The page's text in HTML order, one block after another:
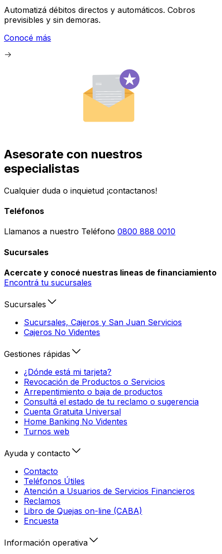
Automatizá débitos directos y automáticos. Cobros
previsibles y sin demoras.
Conocé más
Asesorate con nuestros
especialistas
Cualquier duda o inquietud ¡contactanos!
Teléfonos
Llamanos a nuestro Teléfono 0800 888 0010
Sucursales
Acercate y conocé nuestras lineas de financiamiento
Encontrá tu sucursales
Sucursales
Sucursales, Cajeros y San Juan Servicios
Cajeros No Videntes
Gestiones rápidas
¿Dónde está mi tarjeta?
Revocación de Productos o Servicios
Arrepentimiento o baja de productos
Consultá el estado de tu reclamo o sugerencia
Cuenta Gratuita Universal
Home Banking No Videntes
Turnos web
Ayuda y contacto
Contacto
Teléfonos Útiles
Atención a Usuarios de Servicios Financieros
Reclamos
Libro de Quejas on-line (CABA)
Encuesta
Información operativa